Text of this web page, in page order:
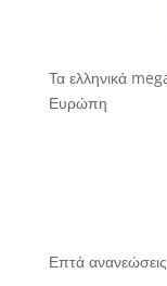
Τα ελληνικά
Ευρώπη
Επτά